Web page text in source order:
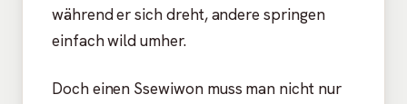
während er sich dreht, andere springen
einfach wild umher.
Doch einen Ssewiwon muss man nicht nur